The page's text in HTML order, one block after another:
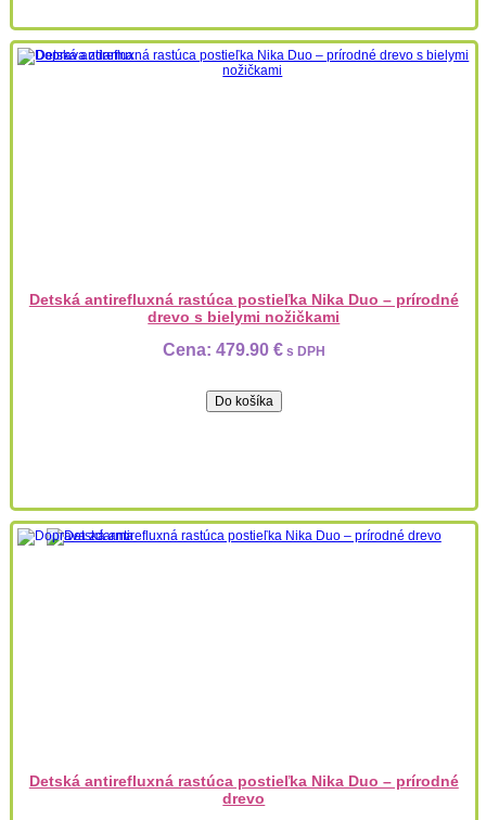
Detská antirefluxná rastúca postieľka Nika Duo – prírodné
drevo s bielymi nožičkami
Cena: 479.90 €s DPH
Detská antirefluxná rastúca postieľka Nika Duo – prírodné
drevo